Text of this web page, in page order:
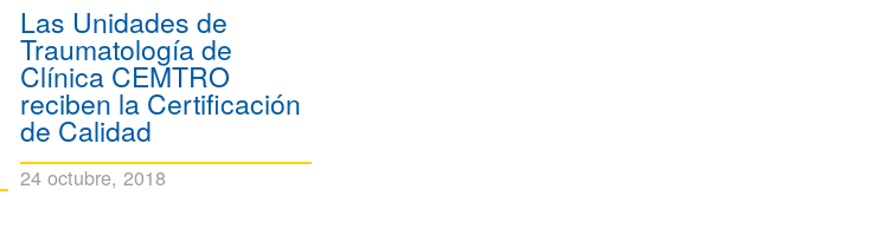
Las Unidades de
Traumatología de
Clínica CEMTRO
reciben la Certificación
de Calidad
24 octubre, 2018